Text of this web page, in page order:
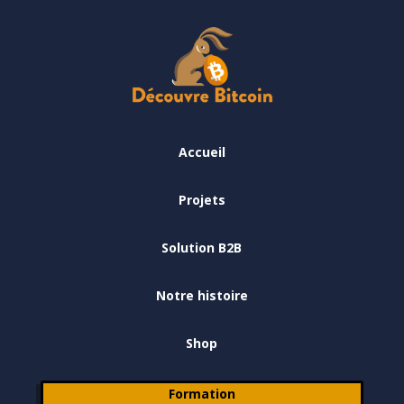
Accueil
Projets
Solution B2B
Notre histoire
Shop
Formation